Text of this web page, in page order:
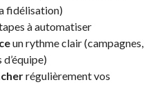
fidélisation)
à automatiser
un rythme clair (campagnes,
régulièrement vos